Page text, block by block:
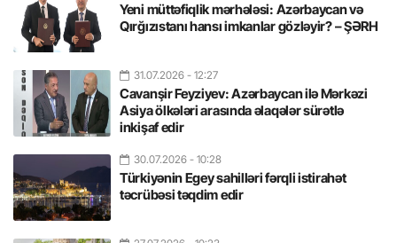
Yeni müttəfiqlik mərhələsi: Azərbaycan və
Qırğızıstanı hansı imkanlar gözləyir? – ŞƏRH
31.07.2026 - 12:27
Cavanşir Feyziyev: Azərbaycan ilə Mərkəzi
Asiya ölkələri arasında əlaqələr sürətlə
inkişaf edir
30.07.2026 - 10:28
Türkiyənin Egey sahilləri fərqli istirahət
təcrübəsi təqdim edir